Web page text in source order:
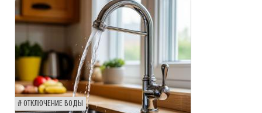
ОТКЛЮЧЕНИЕ ВОДЫ